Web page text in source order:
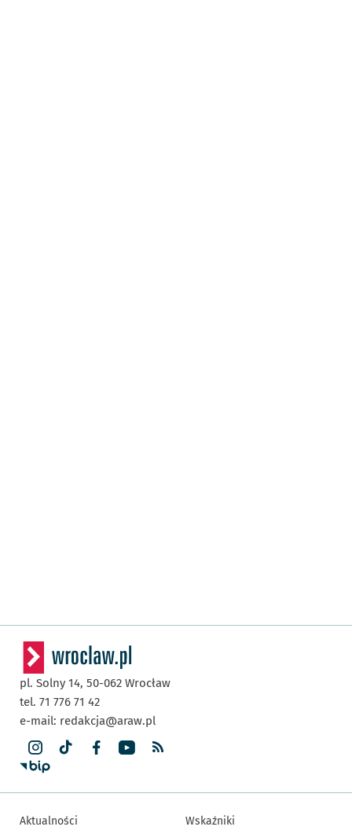
pl. Solny 14, 50-062 Wrocław
tel. 71 776 71 42
e-mail: redakcja@araw.pl
Aktualności Wskaźniki